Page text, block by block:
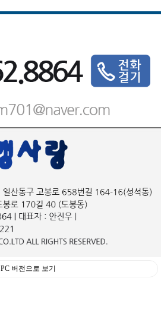
PC 버전으로 보기